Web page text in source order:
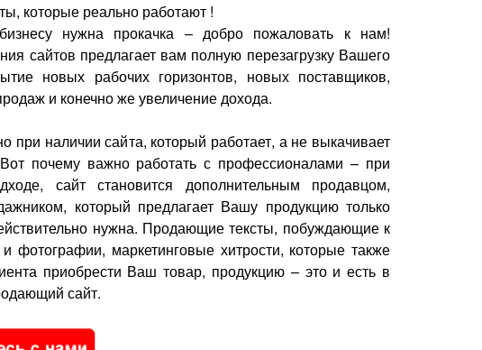
которые реально работают !
нужна прокачка – добро пожаловать к нам!
сайтов предлагает вам полную перезагрузку Вашего
новых рабочих горизонтов, новых поставщиков,
и конечно же увеличение дохода.
при наличии сайта, который работает, а не выкачивает
Вот почему важно работать с профессионалами – при
сайт становится дополнительным продавцом,
который предлагает Вашу продукцию только
нужна. Продающие тексты, побуждающие к
и фотографии, маркетинговые хитрости, которые также
приобрести Ваш товар, продукцию – это и есть в
сайт.